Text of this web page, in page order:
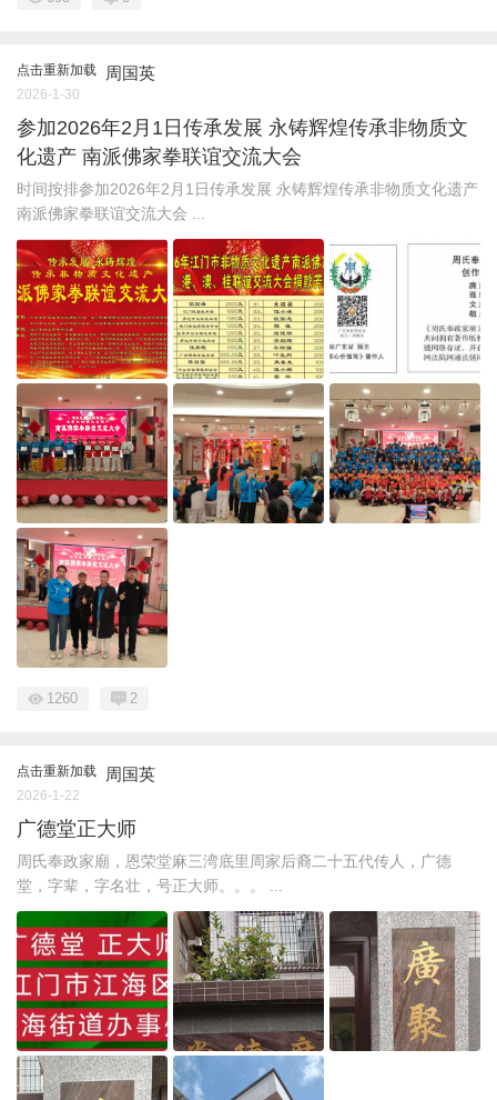
点击重新加载 周国英
2026-1-30
参加2026年2月1日传承发展 永铸辉煌传承非物质文
化遗产 南派佛家拳联谊交流大会
时间按排参加2026年2月1日传承发展 永铸辉煌传承非物质文化遗产
南派佛家拳联谊交流大会 ...
1260 2
点击重新加载 周国英
2026-1-22
广德堂正大师
周氏奉政家廟，恩荣堂麻三湾底里周家后裔二十五代传人，广德
堂，字辈，字名壮，号正大师。。。 ...